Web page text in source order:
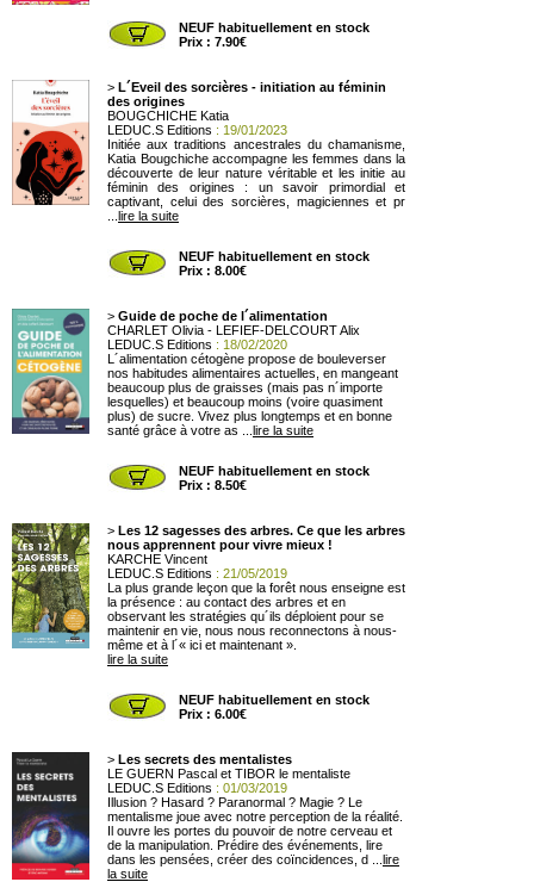
NEUF habituellement en stock
Prix : 7.90€
> L´Eveil des sorcières - initiation au féminin
des origines
BOUGCHICHE Katia
LEDUC.S Editions : 19/01/2023
Initiée aux traditions ancestrales du chamanisme,
Katia Bougchiche accompagne les femmes dans la
découverte de leur nature véritable et les initie au
féminin des origines : un savoir primordial et
captivant, celui des sorcières, magiciennes et pr
lire la suite
NEUF habituellement en stock
Prix : 8.00€
> Guide de poche de l´alimentation
CHARLET Olivia - LEFIEF-DELCOURT Alix
LEDUC.S Editions : 18/02/2020
L´alimentation cétogène propose de bouleverser
nos habitudes alimentaires actuelles, en mangeant
beaucoup plus de graisses (mais pas n´importe
lesquelles) et beaucoup moins (voire quasiment
plus) de sucre. Vivez plus longtemps et en bonne
santé grâce à votre as ... lire la suite
NEUF habituellement en stock
Prix : 8.50€
> Les 12 sagesses des arbres. Ce que les arbres
nous apprennent pour vivre mieux !
KARCHE Vincent
LEDUC.S Editions : 21/05/2019
La plus grande leçon que la forêt nous enseigne est
la présence : au contact des arbres et en
observant les stratégies qu´ils déploient pour se
maintenir en vie, nous nous reconnectons à nous-
même et à l´« ici et maintenant ».
lire la suite
NEUF habituellement en stock
Prix : 6.00€
> Les secrets des mentalistes
LE GUERN Pascal et TIBOR le mentaliste
LEDUC.S Editions : 01/03/2019
Illusion ? Hasard ? Paranormal ? Magie ? Le
mentalisme joue avec notre perception de la réalité.
Il ouvre les portes du pouvoir de notre cerveau et
de la manipulation. Prédire des événements, lire
dans les pensées, créer des coïncidences, d ... lire
la suite